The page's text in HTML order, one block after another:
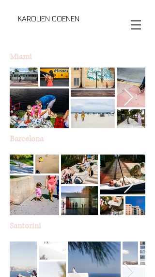
KAROLIEN COENEN
Miami
Barcelona
Santorini